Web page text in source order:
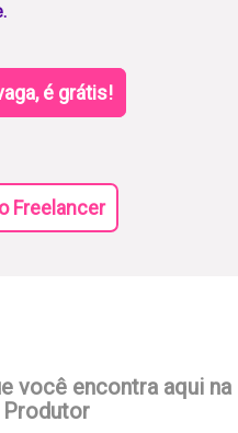
é grátis!
Freelancer
você encontra aqui na
Produtor